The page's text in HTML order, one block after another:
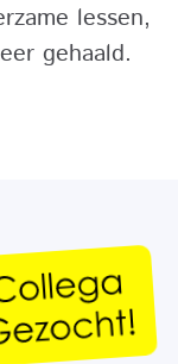
lessen,
gehaald.